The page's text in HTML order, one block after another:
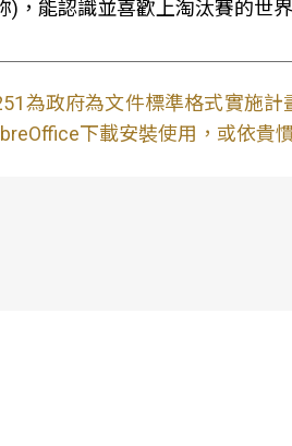
，能認識並喜歡上淘汰賽的世界
為政府為文件標準格式實
下載安裝使用，或依貴